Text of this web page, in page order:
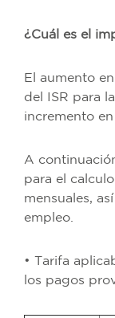
¿Cuál es el
El aumento
del ISR para
incremento
A
para el
mensuales,
empleo.
• Tarifa
los pagos